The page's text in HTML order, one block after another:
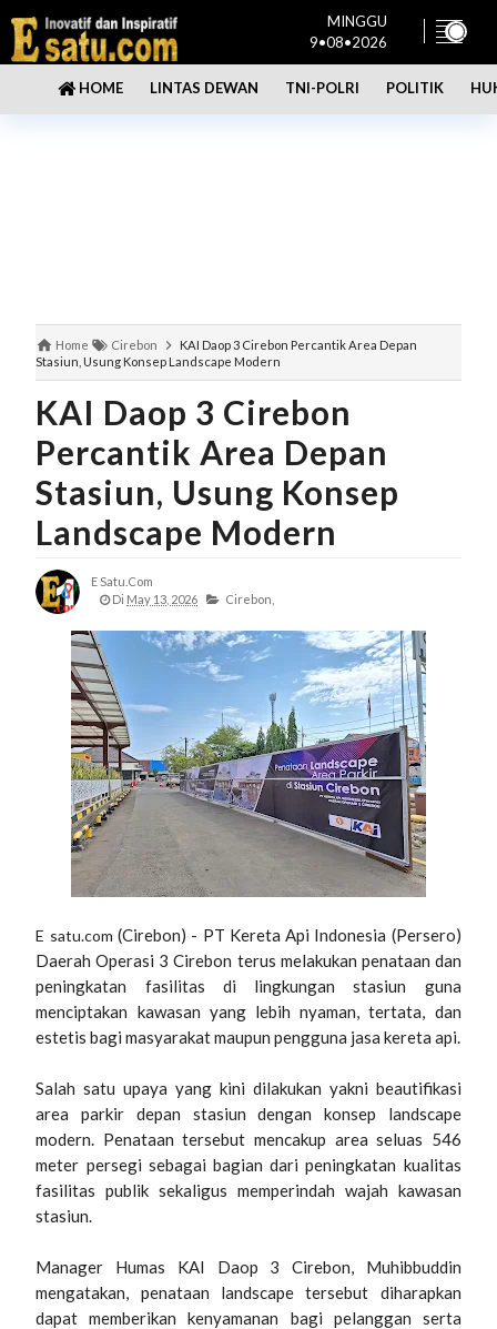
MINGGU
9•08•2026
HOME LINTAS DEWAN TNI-POLRI POLITIK
Home Cirebon
KAI Daop 3 Cirebon Percantik Area Depan
Stasiun, Usung Konsep Landscape Modern
KAI Daop 3 Cirebon
Percantik Area Depan
Stasiun, Usung Konsep
Landscape Modern
E Satu.com
Di May 13, 2026 Cirebon,
E satu.com (Cirebon) - PT Kereta Api Indonesia (Persero)
Daerah Operasi 3 Cirebon terus melakukan penataan dan
peningkatan fasilitas di lingkungan stasiun guna
menciptakan kawasan yang lebih nyaman, tertata, dan
estetis bagi masyarakat maupun pengguna jasa kereta api.
Salah satu upaya yang kini dilakukan yakni beautifikasi
area parkir depan stasiun dengan konsep landscape
modern. Penataan tersebut mencakup area seluas 546
meter persegi sebagai bagian dari peningkatan kualitas
fasilitas publik sekaligus memperindah wajah kawasan
stasiun.
Manager Humas KAI Daop 3 Cirebon, Muhibbuddin
mengatakan, penataan landscape tersebut diharapkan
dapat memberikan kenyamanan bagi pelanggan serta